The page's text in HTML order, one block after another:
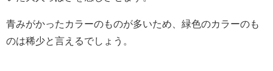
青みがかったカラーのものが多いため、緑色のカラーのも
のは稀少と言えるでしょう。